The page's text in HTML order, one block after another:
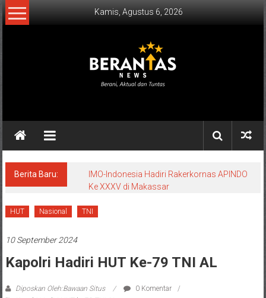
Lompat
ke
Kamis, Agustus 6, 2026
NEWS
Aktual
Tuntas.
Berita Baru:
IMO-Indonesia Hadiri Rakerkornas APINDO
Ke XXXV di Makassar
HUT Nasional TNI
10 September 2024
Kapolri Hadiri HUT Ke-79 TNI AL
Diposkan Oleh:Bawaan Situs
0 Komentar